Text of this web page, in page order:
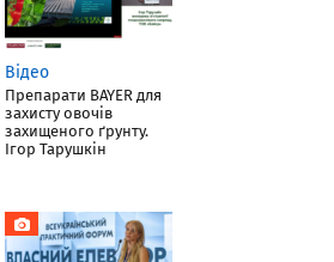
Відео
Препарати BAYER для
захисту овочів
захищеного ґрунту.
Ігор Тарушкін